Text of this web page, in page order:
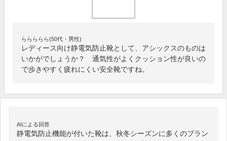
ららららら(50代・男性)
レディース向け静電気防止靴として、アシックスのものは
いかがでしょうか？ 通気性がよくクッション性が良いの
で歩きやすく疲れにくい安全靴ですね。
AIによる回答
静電気防止機能が付いた靴は、秋冬シーズンに多くのブラン